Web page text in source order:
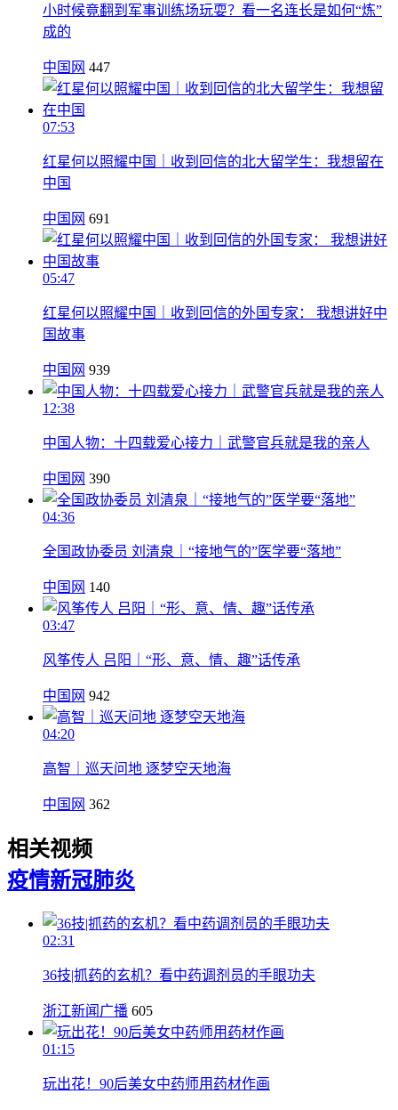
小时候竟翻到军事训练场玩耍？看一名连长是如何“炼”
成的
中国网 447
07:53
红星何以照耀中国｜收到回信的北大留学生：我想留在
中国
中国网 691
05:47
红星何以照耀中国｜收到回信的外国专家： 我想讲好中
国故事
中国网 939
12:38
中国人物：十四载爱心接力｜武警官兵就是我的亲人
中国网 390
04:36
全国政协委员 刘清泉｜“接地气的”医学要“落地”
中国网 140
03:47
风筝传人 吕阳｜“形、意、情、趣”话传承
中国网 942
04:20
高智｜巡天问地 逐梦空天地海
中国网 362
相关视频
疫情新冠肺炎
02:31
36技|抓药的玄机？看中药调剂员的手眼功夫
浙江新闻广播 605
01:15
玩出花！90后美女中药师用药材作画